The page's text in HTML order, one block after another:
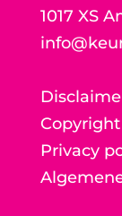
1017 XS
Copyright
Privacy